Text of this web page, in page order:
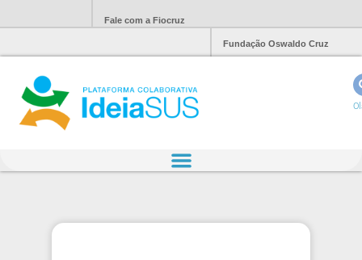
Fale com a Fiocruz
Fundação Oswaldo Cruz